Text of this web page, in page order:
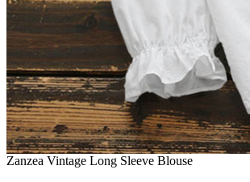
Zanzea Vintage Long Sleeve Blouse